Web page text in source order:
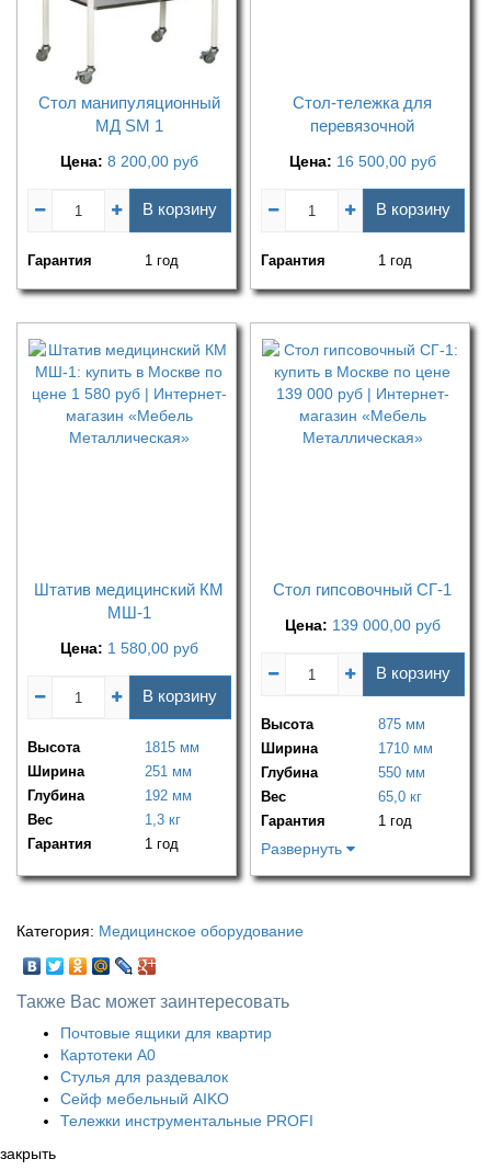
Стол манипуляционный
МД SM 1
Цена: 8 200,00 руб
В корзину
Гарантия 1 год
Стол-тележка для
перевязочной
Цена: 16 500,00 руб
В корзину
Гарантия 1 год
Штатив медицинский КМ
МШ-1
Цена: 1 580,00 руб
В корзину
Высота
1815 мм
Ширина
251 мм
Глубина
192 мм
Вес
1,3 кг
Гарантия
1 год
Стол гипсовочный СГ-1
Цена: 139 000,00 руб
В корзину
Высота
875 мм
Ширина
1710 мм
Глубина
550 мм
Вес
65,0 кг
Гарантия
1 год
Развернуть
Категория: Медицинское оборудование
Также Вас может заинтересовать
Почтовые ящики для квартир
Картотеки А0
Стулья для раздевалок
Сейф мебельный AIKO
Тележки инструментальные PROFI
закрыть